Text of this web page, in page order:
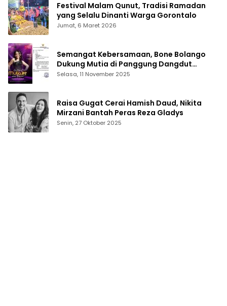
Festival Malam Qunut, Tradisi Ramadan
yang Selalu Dinanti Warga Gorontalo
Jumat, 6 Maret 2026
Semangat Kebersamaan, Bone Bolango
Dukung Mutia di Panggung Dangdut
Academy 7
Selasa, 11 November 2025
Raisa Gugat Cerai Hamish Daud, Nikita
Mirzani Bantah Peras Reza Gladys
Senin, 27 Oktober 2025